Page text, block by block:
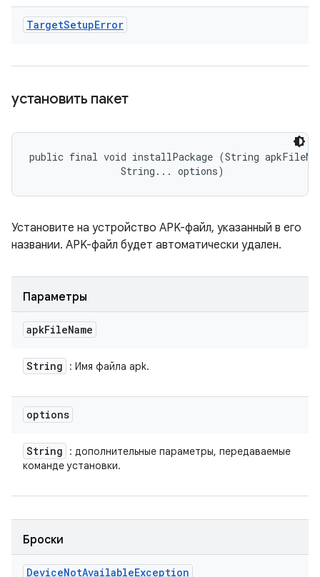
TargetSetupError
установить пакет
public final void installPackage (String
                String... options)
Установите на устройство APK-файл, указанный в его
названии. APK-файл будет автоматически удален.
Параметры
apkFileName
String : Имя файла apk.
options
String
: дополнительные параметры, передаваемые
команде установки.
Броски
DeviceNotAvailableException